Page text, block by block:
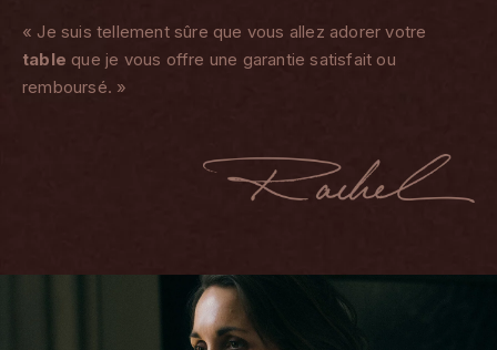
« Je suis tellement sûre que vous allez adorer votre
table que je vous offre une garantie satisfait ou
remboursé. »